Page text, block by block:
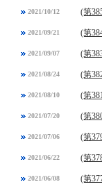
2021/10/12 (第
2021/09/21 (第
2021/09/07 (第
2021/08/24 (第
2021/08/10 (第
2021/07/20 (第
2021/07/06 (第
2021/06/22 (第
2021/06/08 (第